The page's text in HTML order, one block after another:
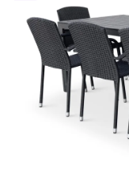
POLSTRY
DOPLŇKY
PERGOLY